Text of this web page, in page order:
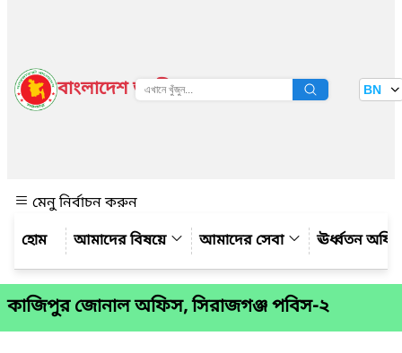
বাংলাদেশ জাতীয় তথ্য বাতায়ন BN
মেনু নির্বাচন করুন
আমাদের বিষয়ে
আমাদের সেবা ঊর্ধ্বতন
কাজিপুর জোনাল অফিস, সিরাজগঞ্জ পবিস-২